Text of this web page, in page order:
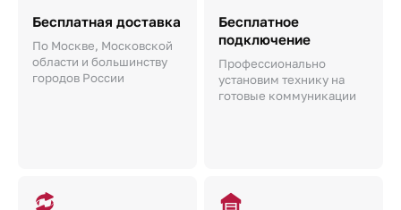
Бесплатная доставка
По Москве, Московской
области и большинству
городов России
Бесплатное
подключение
Профессионально
установим технику на
готовые коммуникации